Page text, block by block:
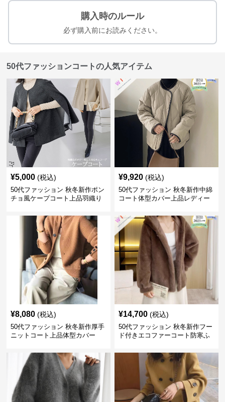
購入時のルール
必ず購入前にお読みください。
50代ファッションコートの人気アイテム
¥5,000 (税込)
50代ファッション 秋冬新作ポン
チョ風ケープコート上品羽織り
¥9,920 (税込)
50代ファッション 秋冬新作中綿
コート体型カバー上品レディー
¥8,080 (税込)
50代ファッション 秋冬新作厚手
ニットコート上品体型カバー
¥14,700 (税込)
50代ファッション 秋冬新作フー
ド付きエコファーコート防寒ふ